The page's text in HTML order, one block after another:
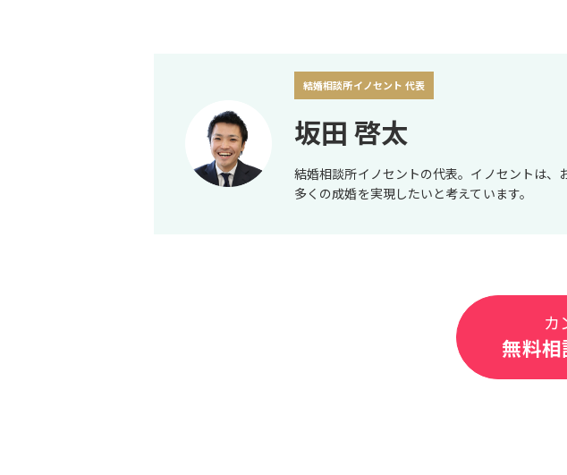
結婚相談所イノセント 代表
坂田 啓太
結婚相談所イノセントの代表。イノセントは
多くの成婚を実現したいと考えています。
カ
無料相